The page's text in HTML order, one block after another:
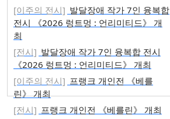
[이주의 전시] 발달장애 작가 7인 융복합
전시 《2026 렁트멍 : 언리미티드》 개
최
[전시] 발달장애 작가 7인 융복합 전시
《2026 렁트멍 : 언리미티드》 개최
[이주의 전시] 프랭크 개인전 《베를
린》 개최
[전시] 프랭크 개인전 《베를린》 개최